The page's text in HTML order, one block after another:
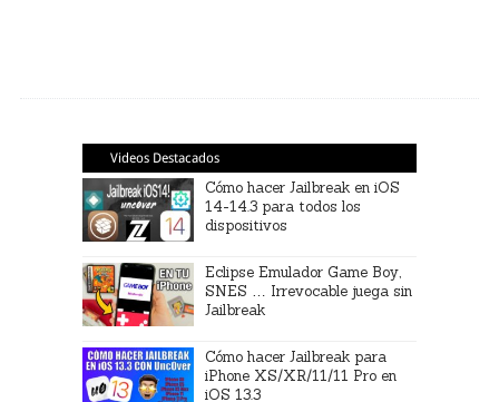
Videos Destacados
Cómo hacer Jailbreak en iOS
14-14.3 para todos los
dispositivos
Eclipse Emulador Game Boy,
SNES … Irrevocable juega sin
Jailbreak
Cómo hacer Jailbreak para
iPhone XS/XR/11/11 Pro en
iOS 13.3